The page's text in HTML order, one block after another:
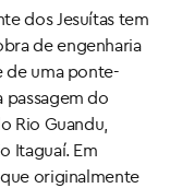
dos Jesuítas tem
de engenharia
de uma ponte-
passagem do
Rio Guandu,
Itaguaí. Em
originalmente